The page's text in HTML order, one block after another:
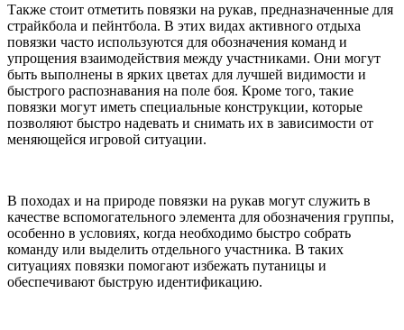
Также стоит отметить повязки на рукав, предназначенные для
страйкбола и пейнтбола. В этих видах активного отдыха
повязки часто используются для обозначения команд и
упрощения взаимодействия между участниками. Они могут
быть выполнены в ярких цветах для лучшей видимости и
быстрого распознавания на поле боя. Кроме того, такие
повязки могут иметь специальные конструкции, которые
позволяют быстро надевать и снимать их в зависимости от
меняющейся игровой ситуации.
В походах и на природе повязки на рукав могут служить в
качестве вспомогательного элемента для обозначения группы,
особенно в условиях, когда необходимо быстро собрать
команду или выделить отдельного участника. В таких
ситуациях повязки помогают избежать путаницы и
обеспечивают быструю идентификацию.